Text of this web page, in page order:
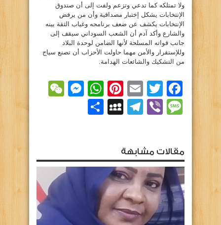
ولا تمتلكه كما تدعي وتزعم ولفت إلى أن صندوق
الإنتخابات يشكل إختبار مصداقية وأن من يرفض
الإنتخابات يكشف عن ضعف برنامجه وغياب الثقة بينه
والشارع وأكد آدم أن الشعب السوداني سيقف إلى
جانب قواته المسلحة لأنها الضامن لوحدة البلاد
وللإستقرار والأمن مهما حاولت الأحزاب أن تصنع سياج
من التشكيك والشائعات الهدامة.
Facebook
Twitter
Email
Pinterest
WhatsApp
Message
Viber
Telegram
MySpace
مقالات مشابهة